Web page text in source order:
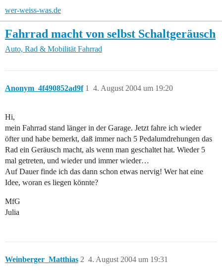
wer-weiss-was.de
Fahrrad macht von selbst Schaltgeräusch
Auto, Rad & Mobilität Fahrrad
Anonym_4f490852ad9f 4. August 2004 um 19:20
1
Hi,
mein Fahrrad stand länger in der Garage. Jetzt fahre ich wieder
öfter und habe bemerkt, daß immer nach 5 Pedalumdrehungen das
Rad ein Geräusch macht, als wenn man geschaltet hat. Wieder 5
mal getreten, und wieder und immer wieder…
Auf Dauer finde ich das dann schon etwas nervig! Wer hat eine
Idee, woran es liegen könnte?
MfG
Julia
Weinberger_Matthias 4. August 2004 um 19:31
2